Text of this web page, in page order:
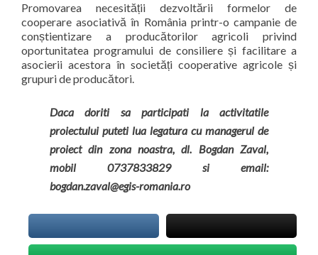
Promovarea necesității dezvoltării formelor de
cooperare asociativă în România printr-o campanie de
conștientizare a producătorilor agricoli privind
oportunitatea programului de consiliere și facilitare a
asocierii acestora în societăți cooperative agricole și
grupuri de producători.
Daca doriti sa participati la activitatile
proiectului puteti lua legatura cu managerul de
proiect din zona noastra, dl. Bogdan Zaval,
mobil 0737833829 si email:
bogdan.zaval@egis-romania.ro